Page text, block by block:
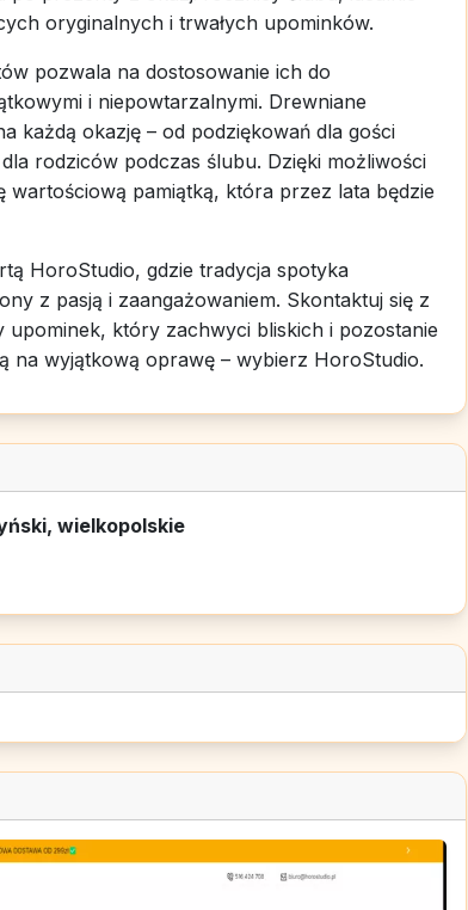
oryginalnych i trwałych upominków.
pozwala na dostosowanie ich do
i niepowtarzalnymi. Drewniane
każdą okazję – od podziękowań dla gości
rodziców podczas ślubu. Dzięki możliwości
pamiątką, która przez lata będzie
HoroStudio, gdzie tradycja spotyka
z pasją i zaangażowaniem. Skontaktuj się z
który zachwyci bliskich i pozostanie
na wyjątkową oprawę – wybierz HoroStudio.
wielkopolskie